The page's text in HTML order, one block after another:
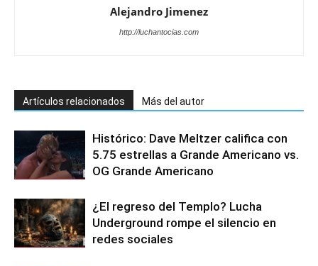
Alejandro Jimenez
http://luchantocias.com
Artículos relacionados Más del autor
Histórico: Dave Meltzer califica con
5.75 estrellas a Grande Americano vs.
OG Grande Americano
¿El regreso del Templo? Lucha
Underground rompe el silencio en
redes sociales